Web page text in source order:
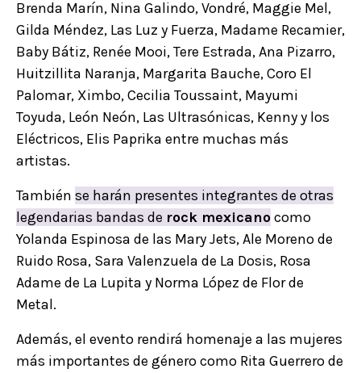
Brenda Marín, Nina Galindo, Vondré, Maggie Mel,
Gilda Méndez, Las Luz y Fuerza, Madame Recamier,
Baby Bátiz, Renée Mooi, Tere Estrada, Ana Pizarro,
Huitzillita Naranja, Margarita Bauche, Coro El
Palomar, Ximbo, Cecilia Toussaint, Mayumi
Toyuda, León Neón, Las Ultrasónicas, Kenny y los
Eléctricos, Elis Paprika entre muchas más
artistas.
También se harán presentes integrantes de otras
legendarias bandas de rock mexicanocomo
Yolanda Espinosa de las Mary Jets, Ale Moreno de
Ruido Rosa, Sara Valenzuela de La Dosis, Rosa
Adame de La Lupita y Norma López de Flor de
Metal.
Además, el evento rendirá homenaje a las mujeres
más importantes de género como Rita Guerrero de